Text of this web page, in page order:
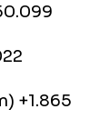
acest
a